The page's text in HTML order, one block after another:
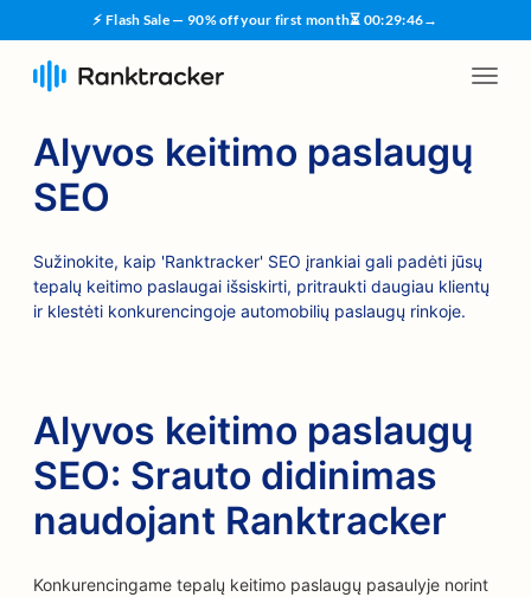
⚡ Flash Sale — 90% off your first month⏳ 00:29:45→
Alyvos keitimo paslaugų
SEO
Sužinokite, kaip 'Ranktracker' SEO įrankiai gali padėti jūsų
tepalų keitimo paslaugai išsiskirti, pritraukti daugiau klientų
ir klestėti konkurencingoje automobilių paslaugų rinkoje.
Alyvos keitimo paslaugų
SEO: Srauto didinimas
naudojant Ranktracker
Konkurencingame tepalų keitimo paslaugų pasaulyje norint